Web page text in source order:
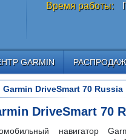
Время работы:
GARMIN
Garmin DriveSmart 70 Russia
DriveSmart 70
навигатор